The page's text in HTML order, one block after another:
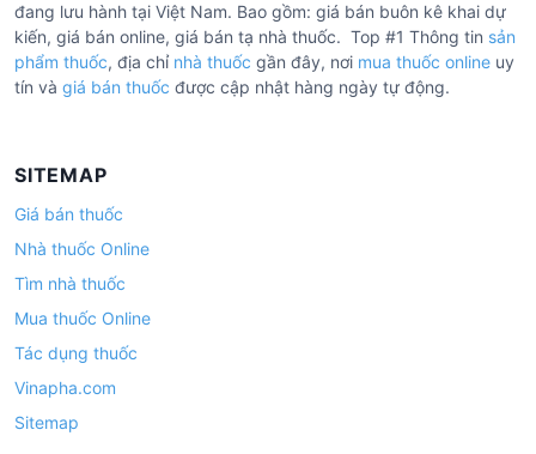
đang lưu hành tại Việt Nam. Bao gồm: giá bán buôn kê khai dự
kiến, giá bán online, giá bán tạ nhà thuốc. Top #1 Thông tin sản
phẩm thuốc, địa chỉ nhà thuốc gần đây, nơi mua thuốc online uy
tín và giá bán thuốc được cập nhật hàng ngày tự động.
SITEMAP
Giá bán thuốc
Nhà thuốc Online
Tìm nhà thuốc
Mua thuốc Online
Tác dụng thuốc
Vinapha.com
Sitemap